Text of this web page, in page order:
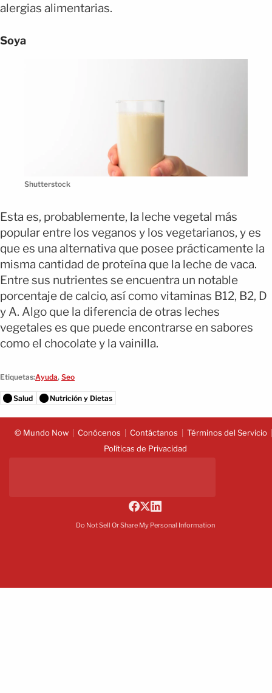
alergias alimentarias.
Soya
Shutterstock
Esta es, probablemente, la leche vegetal más
popular entre los veganos y los vegetarianos, y es
que es una alternativa que posee prácticamente la
misma cantidad de proteína que la leche de vaca.
Entre sus nutrientes se encuentra un notable
porcentaje de calcio, así como vitaminas B12, B2, D
y A. Algo que la diferencia de otras leches
vegetales es que puede encontrarse en sabores
como el chocolate y la vainilla.
Etiquetas:Ayuda, Seo
Salud Nutrición y Dietas
© Mundo Now Conócenos Contáctanos
Términos del Servicio
Políticas de Privacidad
Do Not Sell Or Share My Personal Information